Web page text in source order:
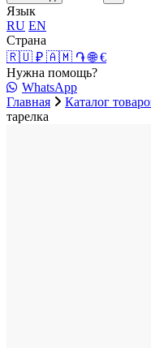
Язык
RU EN
Страна
🇷🇺 ₽ 🇦🇲 ֏🌐 €
Нужна помощь?
WhatsApp
Главная
Каталог
тарелка